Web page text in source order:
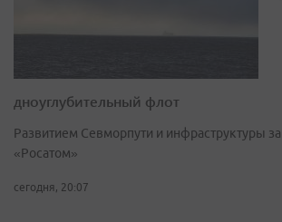
дноуглубительный флот
Развитием Севморпути и инфраструктуры
«Росатом»
сегодня, 20:07